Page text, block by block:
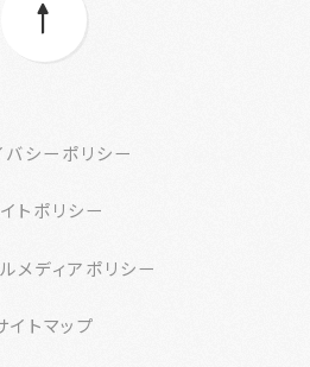
バシーポリシー
トポリシー
メディアポリシー
イトマップ